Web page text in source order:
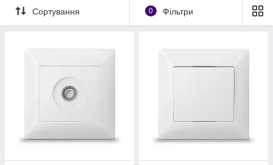
Сортування 0 Фільтри